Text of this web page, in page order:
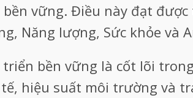
vững. Điều này đạt
Năng lượng, Sức khỏe và
triển bền vững là cốt lõi
hiệu suất môi trường và